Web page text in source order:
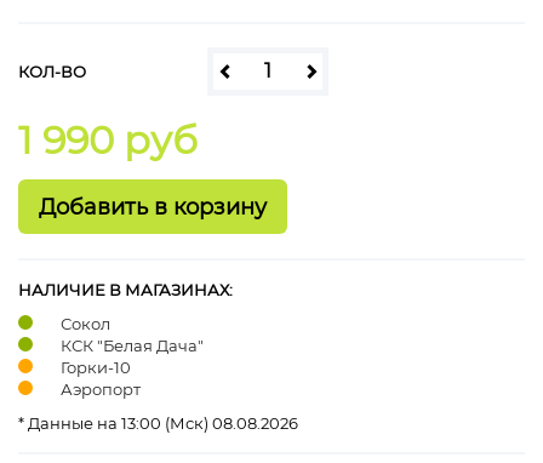
КОЛ-ВО
1 990 руб
НАЛИЧИЕ В МАГАЗИНАХ:
Сокол
КСК "Белая Дача"
Горки-10
Аэропорт
* Данные на 13:00 (Мск) 08.08.2026